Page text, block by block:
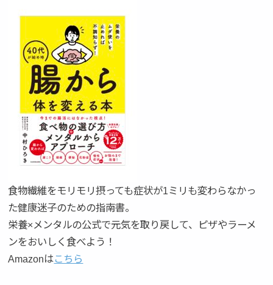
食物繊維をモリモリ摂っても症状が1ミリも変わらなかっ
た健康迷子のための指南書。
栄養×メンタルの公式で元気を取り戻して、ピザやラーメ
ンをおいしく食べよう！
Amazonはこちら